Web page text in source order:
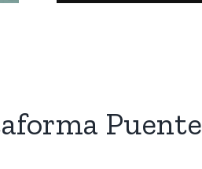
Puente